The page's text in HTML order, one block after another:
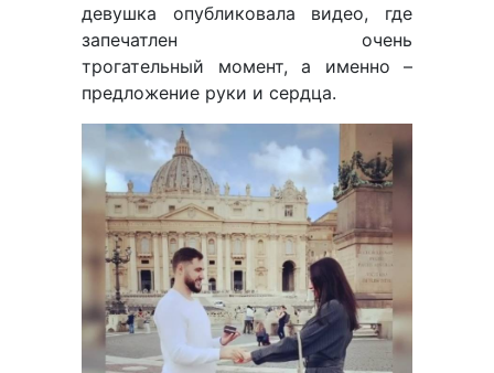
девушка опубликовала видео, где
запечатлен очень
трогательный момент, а именно –
предложение руки и сердца.